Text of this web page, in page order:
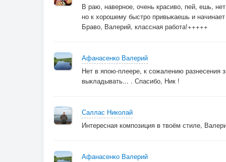
В раю, наверное, очень красиво, пей, ешь,
но к хорошему быстро привыкаешь и
Браво, Валерий, классная работа!+++++
Афанасенко Валерий
Нет в япою-плеере, к сожалению
выкладывать... . Спасибо, Ник !
Саллас Николай
Интересная композиция в твоём стиле,
Афанасенко Валерий